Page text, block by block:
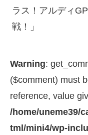
ラス！アルディ
戦！」
Warning:
($comment) must
reference, value
/home/uneme39/
tml/mini4/wp-